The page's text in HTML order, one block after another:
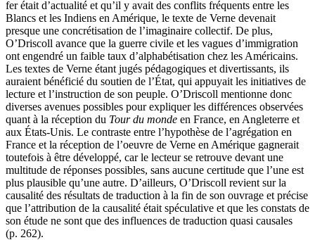
fer était d’actualité et qu’il y avait des conflits fréquents entre les
Blancs et les Indiens en Amérique, le texte de Verne devenait
presque une concrétisation de l’imaginaire collectif. De plus,
O’Driscoll avance que la guerre civile et les vagues d’immigration
ont engendré un faible taux d’alphabétisation chez les Américains.
Les textes de Verne étant jugés pédagogiques et divertissants, ils
auraient bénéficié du soutien de l’État, qui appuyait les initiatives de
lecture et l’instruction de son peuple. O’Driscoll mentionne donc
diverses avenues possibles pour expliquer les différences observées
quant à la réception du Tour du monde en France, en Angleterre et
aux États-Unis. Le contraste entre l’hypothèse de l’agrégation en
France et la réception de l’oeuvre de Verne en Amérique gagnerait
toutefois à être développé, car le lecteur se retrouve devant une
multitude de réponses possibles, sans aucune certitude que l’une est
plus plausible qu’une autre. D’ailleurs, O’Driscoll revient sur la
causalité des résultats de traduction à la fin de son ouvrage et précise
que l’attribution de la causalité était spéculative et que les constats de
son étude ne sont que des influences de traduction quasi causales
(p. 262).